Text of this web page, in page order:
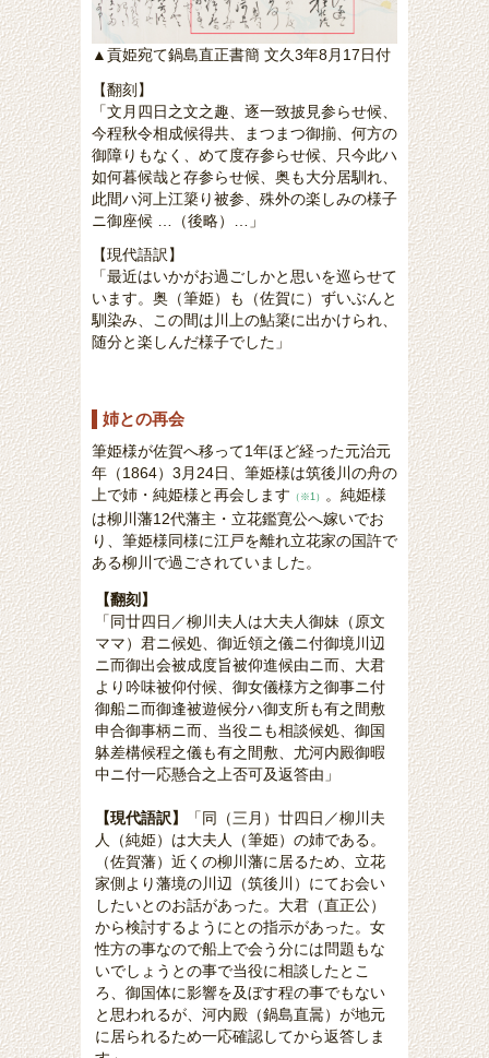
▲貢姫宛て鍋島直正書簡 文久3年8月17日付
【翻刻】
「文月四日之文之趣、逐一致披見参らせ候、
今程秋令相成候得共、まつまつ御揃、何方の
御障りもなく、めて度存参らせ候、只今此ハ
如何暮候哉と存参らせ候、奥も大分居馴れ、
此間ハ河上江簗り被参、殊外の楽しみの様子
ニ御座候 …（後略）…」
【現代語訳】
「最近はいかがお過ごしかと思いを巡らせて
います。奥（筆姫）も（佐賀に）ずいぶんと
馴染み、この間は川上の鮎簗に出かけられ、
随分と楽しんだ様子でした」
姉との再会
筆姫様が佐賀へ移って1年ほど経った元治元
年（1864）3月24日、筆姫様は筑後川の舟の
上で姉・純姫様と再会します （※1）
。純姫様
は柳川藩12代藩主・立花鑑寛公へ嫁いでお
り、筆姫様同様に江戸を離れ立花家の国許で
ある柳川で過ごされていました。
【翻刻】
「同廿四日／柳川夫人は大夫人御妹（原文
ママ）君ニ候処、御近領之儀ニ付御境川辺
ニ而御出会被成度旨被仰進候由ニ而、大君
より吟味被仰付候、御女儀様方之御事ニ付
御船ニ而御逢被遊候分ハ御支所も有之間敷
申合御事柄ニ而、当役ニも相談候処、御国
躰差構候程之儀も有之間敷、尤河内殿御暇
中ニ付一応懸合之上否可及返答由」
【現代語訳】
「同（三月）廿四日／柳川夫
人（純姫）は大夫人（筆姫）の姉である。
（佐賀藩）近くの柳川藩に居るため、立花
家側より藩境の川辺（筑後川）にてお会い
したいとのお話があった。大君（直正公）
から検討するようにとの指示があった。女
性方の事なので船上で会う分には問題もな
いでしょうとの事で当役に相談したとこ
ろ、御国体に影響を及ぼす程の事でもない
と思われるが、河内殿（鍋島直暠）が地元
に居られるため一応確認してから返答しま